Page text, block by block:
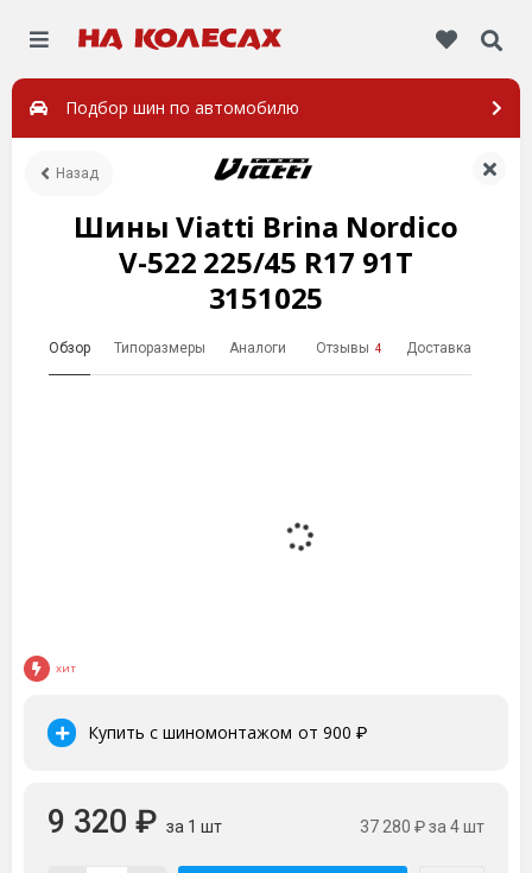
Подбор шин по автомобилю
Назад
Шины Viatti Brina Nordico
V-522 225/45 R17 91T
3151025
Обзор Типоразмеры Аналоги Отзывы 4 Доставка
ХИТ
Купить с шиномонтажом от 900 ₽
9 320 ₽ за 1 шт 37 280 ₽за 4 шт